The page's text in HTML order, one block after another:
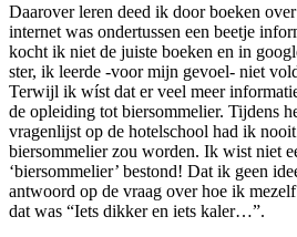
Daarover leren deed ik door boeken
internet was ondertussen een beetje
kocht ik niet de juiste boeken en in
ster, ik leerde -voor mijn gevoel- niet
Terwijl ik wíst dat er veel meer
de opleiding tot biersommelier. Tijdens
vragenlijst op de hotelschool had ik
biersommelier zou worden. Ik wist niet
‘biersommelier’ bestond! Dat ik geen
antwoord op de vraag over hoe ik
dat was “Iets dikker en iets kaler…”.